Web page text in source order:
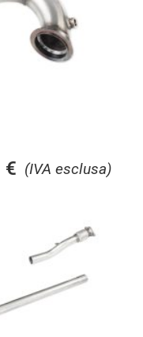
(IVA esclusa)
€